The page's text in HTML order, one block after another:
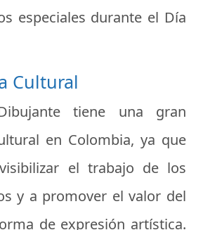
especiales durante el Día
Cultural
tiene una gran
en Colombia, ya que
el trabajo de los
y a promover el valor del
de expresión artística.